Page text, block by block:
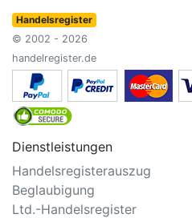
Handelsregister
© 2002 - 2026
handelregister.de
Dienstleistungen
Handelsregisterauszug
Beglaubigung
Ltd.-Handelsregister